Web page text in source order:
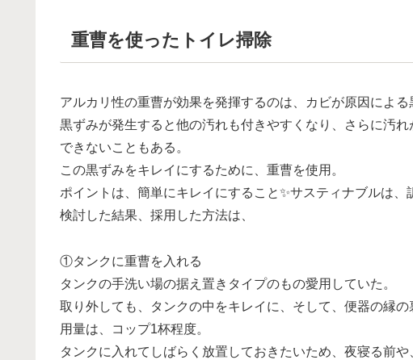
重曹を使ったトイレ掃除
アルカリ性の重曹が効果を発揮するのは、カビが原因による
黒ずみが発生すると他の汚れも付きやすくなり、さらに汚
できないこともある。
この黒ずみをキレイにするために、重曹を使用。
ポイントは、簡単にキレイにすること✨サスティナブルは
検討した結果、採用した方法は、
①タンクに重曹を入れる
タンクの手洗い場の据え置きタイプのもの愛用していた。
取り外しても、タンクの中をキレイに、そして、便器の縁の
用量は、コップ1杯程度。
タンクに入れてしばらく放置しておきたいため、夜寝る前や